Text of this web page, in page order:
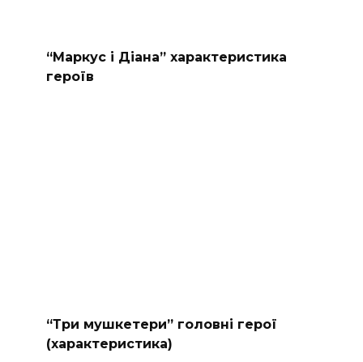
“Маркус і Діана” характеристика
героїв
“Три мушкетери” головні герої
(характеристика)